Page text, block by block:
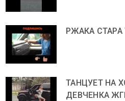
РЖАКА СТАРА
ТАНЦУЕТ НА
ДЕВЧЕНКА